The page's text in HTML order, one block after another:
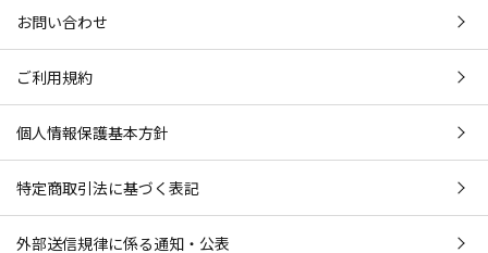
お問い合わせ
ご利用規約
個人情報保護基本方針
特定商取引法に基づく表記
外部送信規律に係る通知・公表